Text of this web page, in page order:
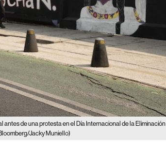
antes de una protesta en el Día Internacional de la Eliminación
Jacky Muniello)